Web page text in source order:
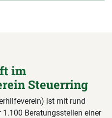
im
Steuerring
ist mit rund
Beratungsstellen einer